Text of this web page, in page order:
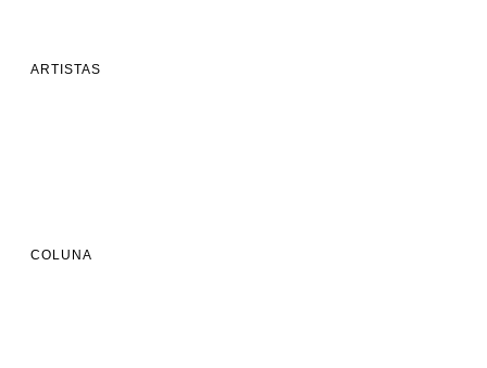
ARTISTAS
COLUNA